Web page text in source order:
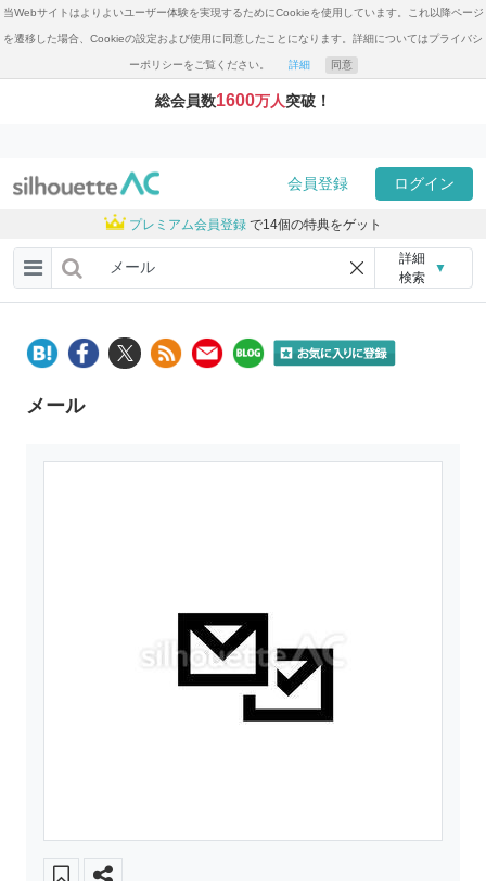
当Webサイトはよりよいユーザー体験を実現するためにCookieを使用しています。これ以降ページ
を遷移した場合、Cookieの設定および使用に同意したことになります。詳細についてはプライバシ
ーポリシーをご覧ください。 詳細 同意
総会員数1600万人突破！
会員登録 ログイン
プレミアム会員登録 で14個の特典をゲット
詳細
検索
▼
メール